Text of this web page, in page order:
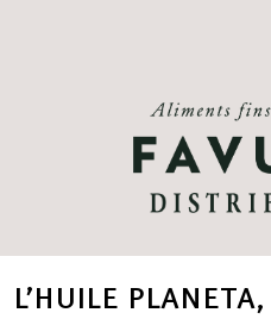
L’HUILE